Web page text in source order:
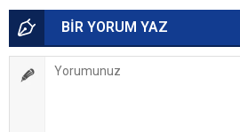
BİR YORUM YAZ